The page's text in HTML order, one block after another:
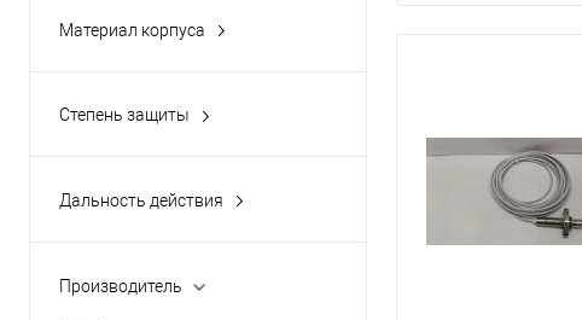
Материал корпуса
Степень защиты
Дальность действия
Производитель